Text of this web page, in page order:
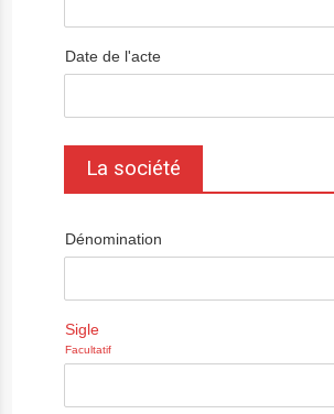
Date de l'acte
La société
Dénomination
Sigle
Facultatif